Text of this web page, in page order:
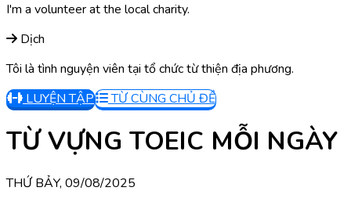
I'm a volunteer at the local charity.
Dịch
Tôi là tình nguyện viên tại tổ chức từ thiện địa phương.
LUYỆN TẬP
TỪ CÙNG CHỦ ĐỀ
TỪ VỰNG TOEIC MỖI NGÀY
THỨ BẢY, 09/08/2025